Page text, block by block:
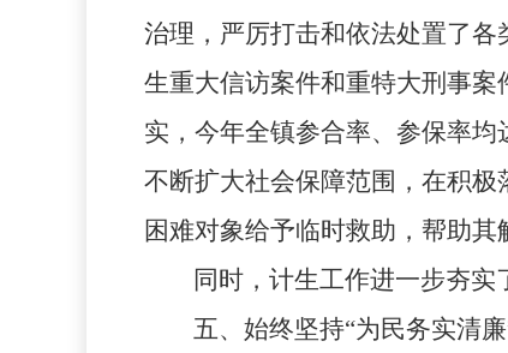
治理，严厉打击和依法处置了
生重大信访案件和重特大刑事案
实，今年全镇参合率、参保率均
不断扩大社会保障范围，在积
困难对象给予临时救助，帮助其
同时，计生工作进一步夯实
五、始终坚持“为民务实清